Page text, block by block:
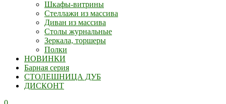
Шкафы-витрины
Стеллажи из массива
Диван из массива
Столы журнальные
Зеркала, торшеры
Полки
НОВИНКИ
Барная серия
СТОЛЕШНИЦА ДУБ
ДИСКОНТ